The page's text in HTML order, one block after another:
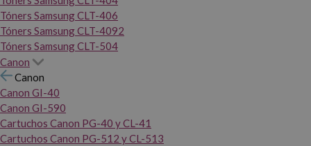
Tóners Samsung CLT-406
Tóners Samsung CLT-4092
Tóners Samsung CLT-504
Canon
Canon
Canon GI-40
Canon GI-590
Cartuchos Canon PG-40 y CL-41
Cartuchos Canon PG-512 y CL-513